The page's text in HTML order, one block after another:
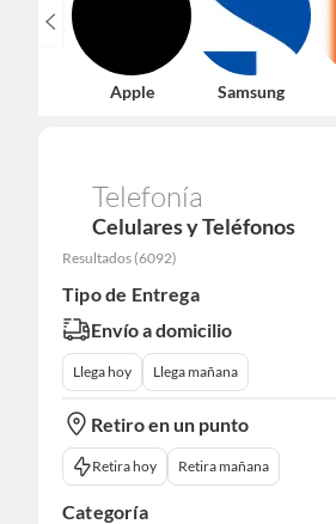
Apple Samsung
Telefonía
Celulares y Teléfonos
Resultados (6092)
Tipo de Entrega
Envío a domicilio
Llega hoy Llega mañana
Retiro en un punto
Retira hoy Retira mañana
Categoría